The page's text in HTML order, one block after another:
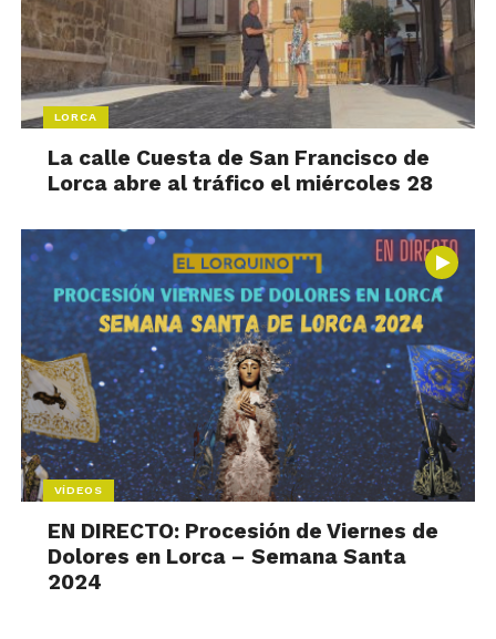
LORCA
La calle Cuesta de San Francisco de
Lorca abre al tráfico el miércoles 28
VÍDEOS
EN DIRECTO: Procesión de Viernes de
Dolores en Lorca – Semana Santa
2024